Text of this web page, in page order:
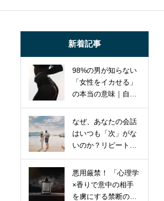
新着記事
98%の男が知らない
「女性をイカせる」
の本当の意味｜自己
し、パートナーを虜
にする本質的アプロ
なぜ、あなたの会話
はいつも「次」がな
いのか？リピート率
る、関係が劇的に深
まる「引力の会話
術」
悪用厳禁！ 「心理学
×香りで意中の相手
を虜にする禁断の恋